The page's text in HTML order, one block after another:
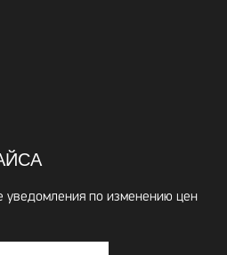
уведомления по изменению цен